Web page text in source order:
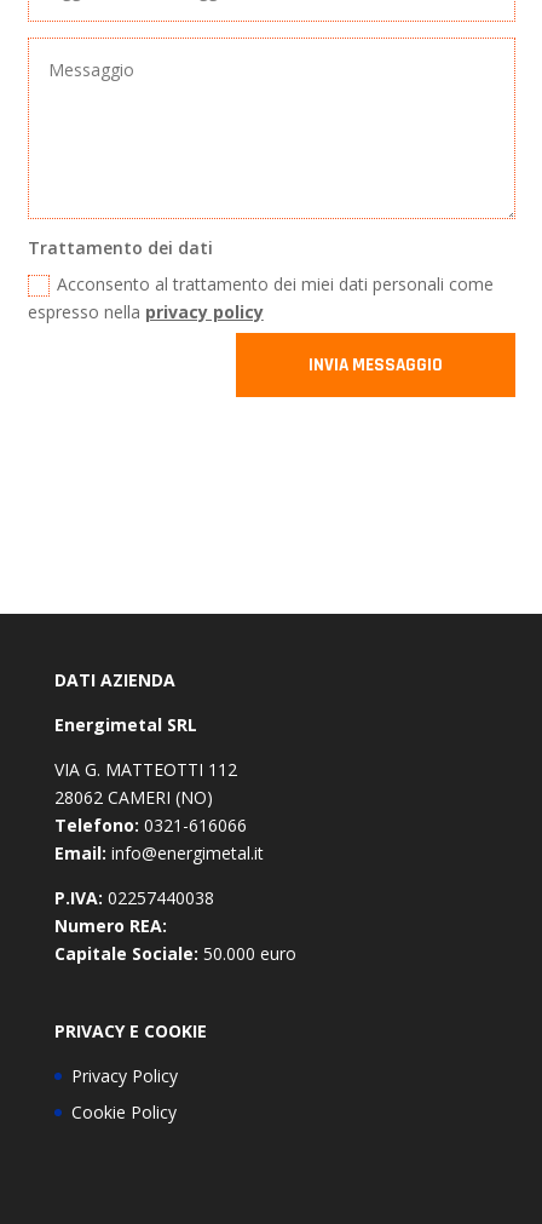
Trattamento dei dati
Acconsento al trattamento dei miei dati personali come
espresso nella privacy policy
INVIA MESSAGGIO
DATI AZIENDA
Energimetal SRL
VIA G. MATTEOTTI 112
28062 CAMERI (NO)
Telefono: 0321-616066
Email: info@energimetal.it
P.IVA: 02257440038
Numero REA:
Capitale Sociale: 50.000 euro
PRIVACY E COOKIE
Privacy Policy
Cookie Policy